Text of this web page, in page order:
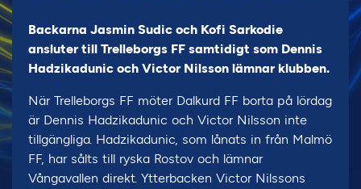
Backarna Jasmin Sudic och Kofi Sarkodie
ansluter till Trelleborgs FF samtidigt som Dennis
Hadzikadunic och Victor Nilsson lämnar klubben.
När Trelleborgs FF möter Dalkurd FF borta på lördag
är Dennis Hadzikadunic och Victor Nilsson inte
tillgängliga. Hadzikadunic, som lånats in från Malmö
FF, har sålts till ryska Rostov och lämnar
Vångavallen direkt. Ytterbacken Victor Nilssons